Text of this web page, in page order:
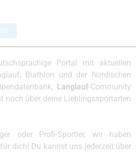
Portal mit aktuellen
Biathlon und der Nordischen
Langlauf-Community
noch über deine Lieblingssportarten
oder Profi-Sportler, wir haben
dich! Du kannst uns jederzeit über